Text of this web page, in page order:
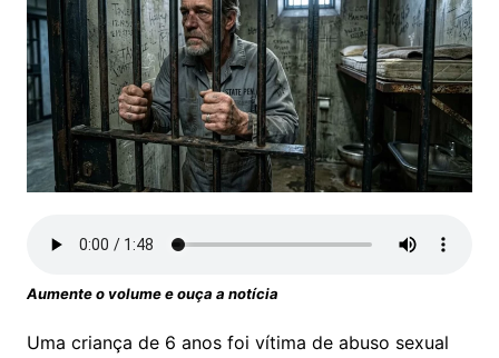
Aumente o volume e ouça a notícia
Uma criança de 6 anos foi vítima de abuso sexual